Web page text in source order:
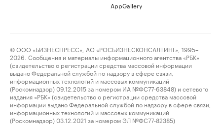
AppGallery
© ООО «БИЗНЕСПРЕСС», АО «РОСБИЗНЕСКОНСАЛТИНГ», 1995–
2026. Сообщения и материалы информационного агентства «РБК»
(свидетельство о регистрации средства массовой информации
выдано Федеральной службой по надзору в сфере связи,
информационных технологий и массовых коммуникаций
(Роскомнадзор) 09.12.2015 за номером ИА №ФС77-63848) и сетевого
издания «РБК» (свидетельство о регистрации средства массовой
информации выдано Федеральной службой по надзору в сфере связи,
информационных технологий и массовых коммуникаций
(Роскомнадзор) 03.12.2021 за номером ЭЛ №ФС77-82385)